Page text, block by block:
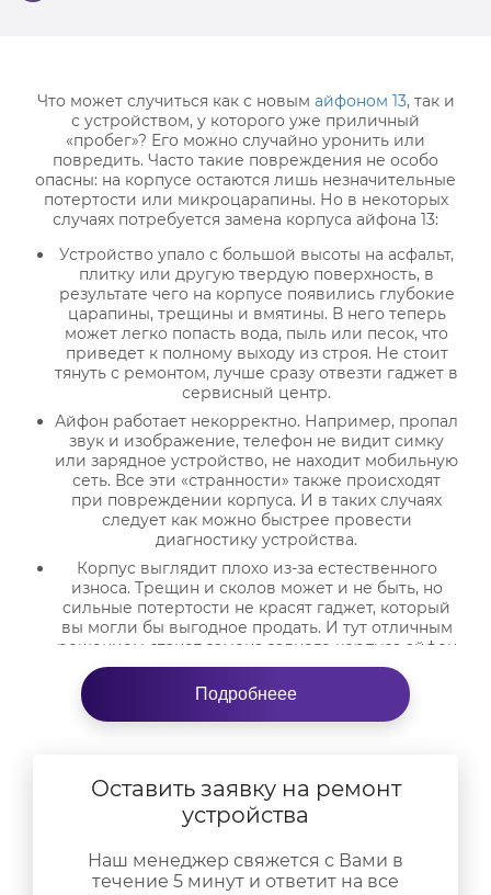
Что может случиться как с новым айфоном 13, так и
с устройством, у которого уже приличный
«пробег»? Его можно случайно уронить или
повредить. Часто такие повреждения не особо
опасны: на корпусе остаются лишь незначительные
потертости или микроцарапины. Но в некоторых
случаях потребуется замена корпуса айфона 13:
Устройство упало с большой высоты на асфальт,
плитку или другую твердую поверхность, в
результате чего на корпусе появились глубокие
царапины, трещины и вмятины. В него теперь
может легко попасть вода, пыль или песок, что
приведет к полному выходу из строя. Не стоит
тянуть с ремонтом, лучше сразу отвезти гаджет в
сервисный центр.
Айфон работает некорректно. Например, пропал
звук и изображение, телефон не видит симку
или зарядное устройство, не находит мобильную
сеть. Все эти «странности» также происходят
при повреждении корпуса. И в таких случаях
следует как можно быстрее провести
диагностику устройства.
Корпус выглядит плохо из-за естественного
износа. Трещин и сколов может и не быть, но
сильные потертости не красят гаджет, который
вы могли бы выгодное продать. И тут отличным
решением станет замена заднего корпуса айфон
13. Это быстро и относительно недорого, да еще
и с официальной гарантией.
Мы не советуем тянуть с ремонтом айфона с
устройства могут пострадать от воды и пыли. А это
приведет к еще большим затратам на ремонт.
Почему стоит доверить ремонт
айфона 13 нам?
Подробнеее
Оставить заявку на ремонт
устройства
Наш менеджер свяжется с Вами в
течение 5 минут и ответит на все